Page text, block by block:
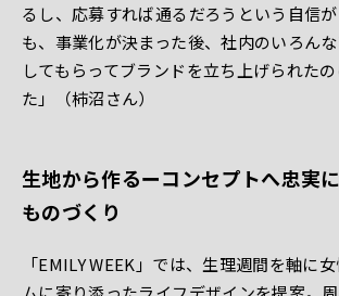
るし、応募すれば通るだろうという自信
も、事業化が決まった後、社内のいろん
してもらってブランドを立ち上げられた
た」（柿沼さん）
生地から作るーコンセプトへ忠実
ものづくり
「EMILY WEEK」では、生理週間を軸に